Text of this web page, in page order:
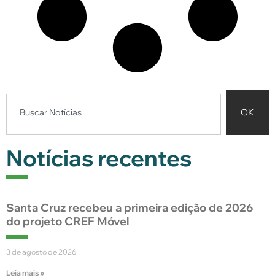
OK
Notícias recentes
Santa Cruz recebeu a primeira edição de 2026
do projeto CREF Móvel
3 de agosto de 2026
Leia mais »